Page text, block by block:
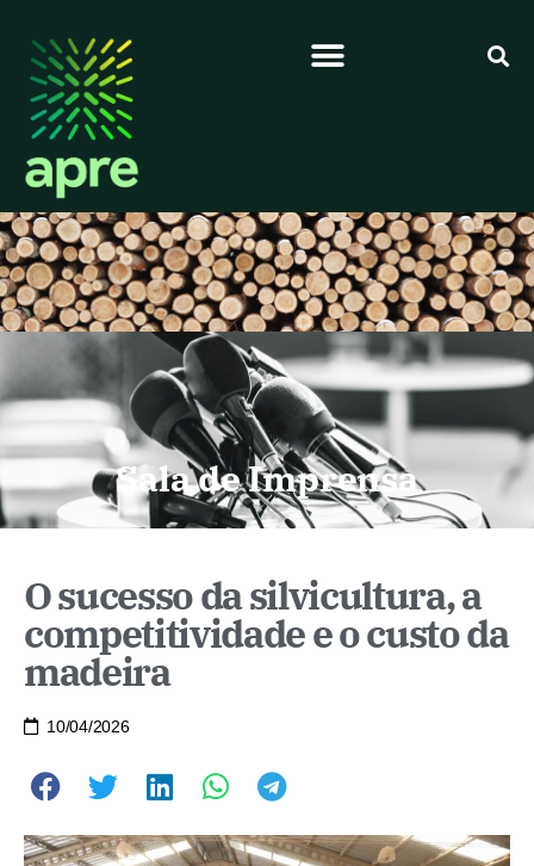
Sala de Imprensa
O sucesso da silvicultura, a
competitividade e o custo da
madeira
10/04/2026